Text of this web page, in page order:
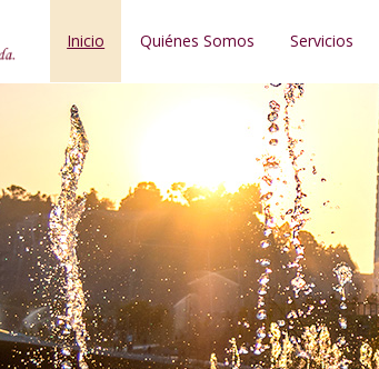
Inicio Quiénes Somos Servicios